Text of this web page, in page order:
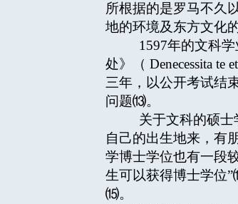
所根据的是罗马不久
地的环境及东方文化
1597年的文科学
处》（ Denecessita
三年，以公开考试结
问题⒀。
关于文科的硕士
自己的出生地来，有
学博士学位也有一段
生可以获得博士学位
⒂。